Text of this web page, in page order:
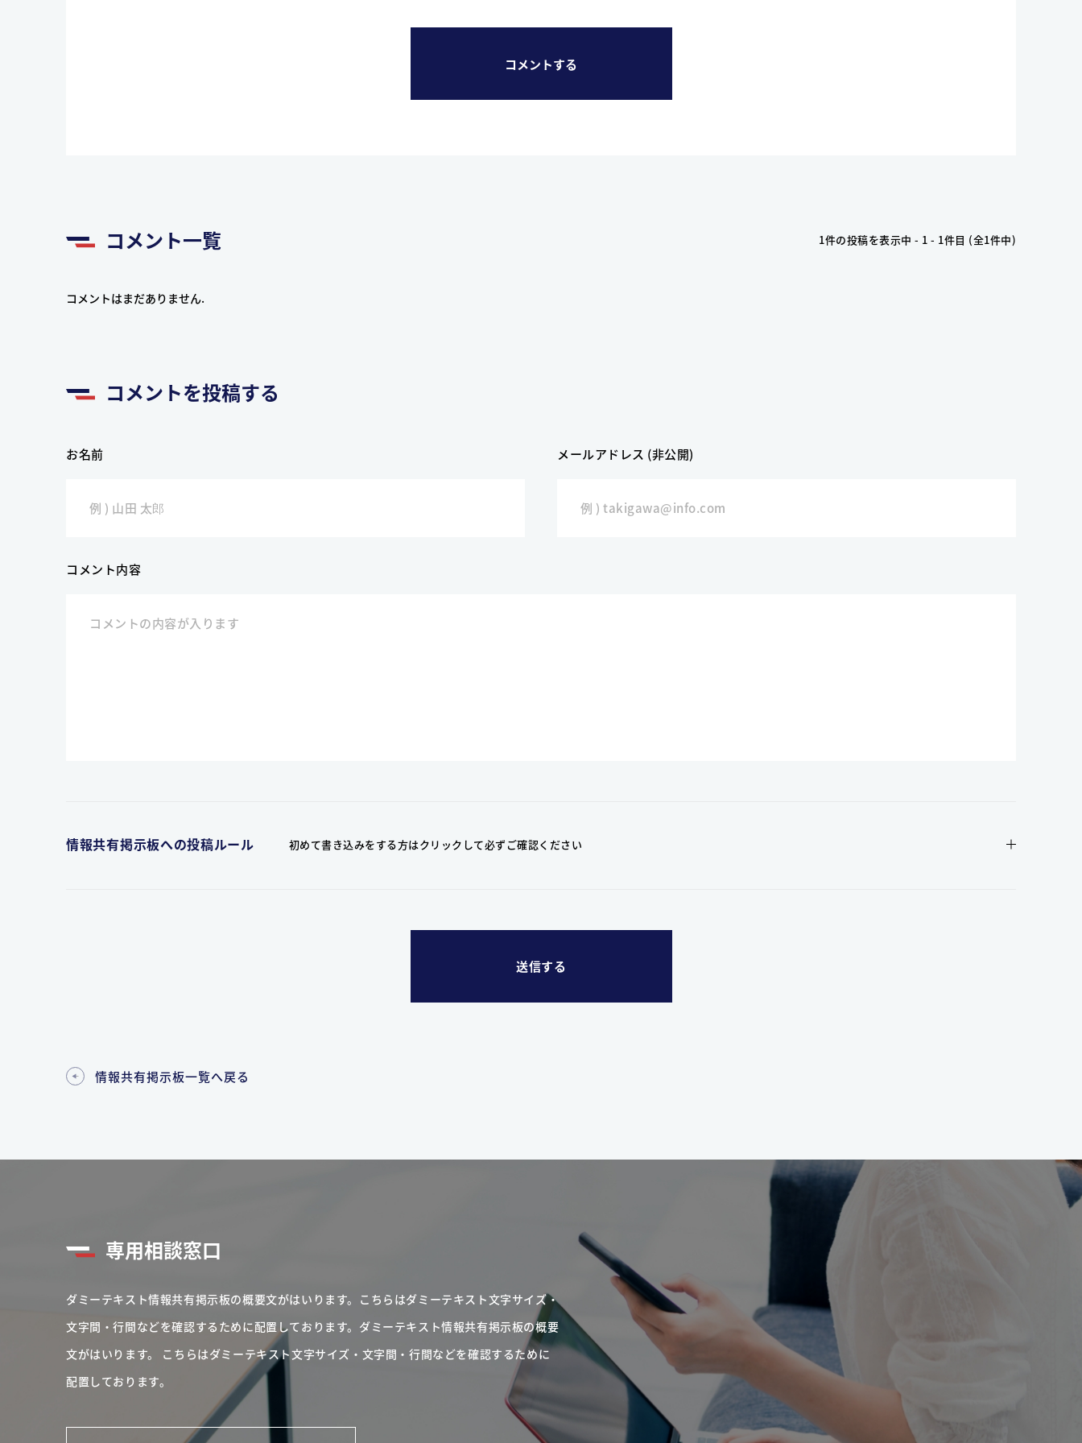
コメントする
コメント一覧 1件の投稿を表示中 - 1 - 1件目 (全1件中)
コメントはまだありません.
コメントを投稿する
お名前 メールアドレス (非公開)
コメント内容
情報共有掲示板への投稿ルール 初めて書き込みをする方はクリックして必ずご確認ください
情報共有掲示板一覧へ戻る
専用相談窓口
ダミーテキスト情報共有掲示板の概要文がはいります。こちらはダミーテキスト文字サイズ・
文字間・行間などを確認するために配置しております。ダミーテキスト情報共有掲示板の概要
文がはいります。 こちらはダミーテキスト文字サイズ・文字間・行間などを確認するために
配置しております。